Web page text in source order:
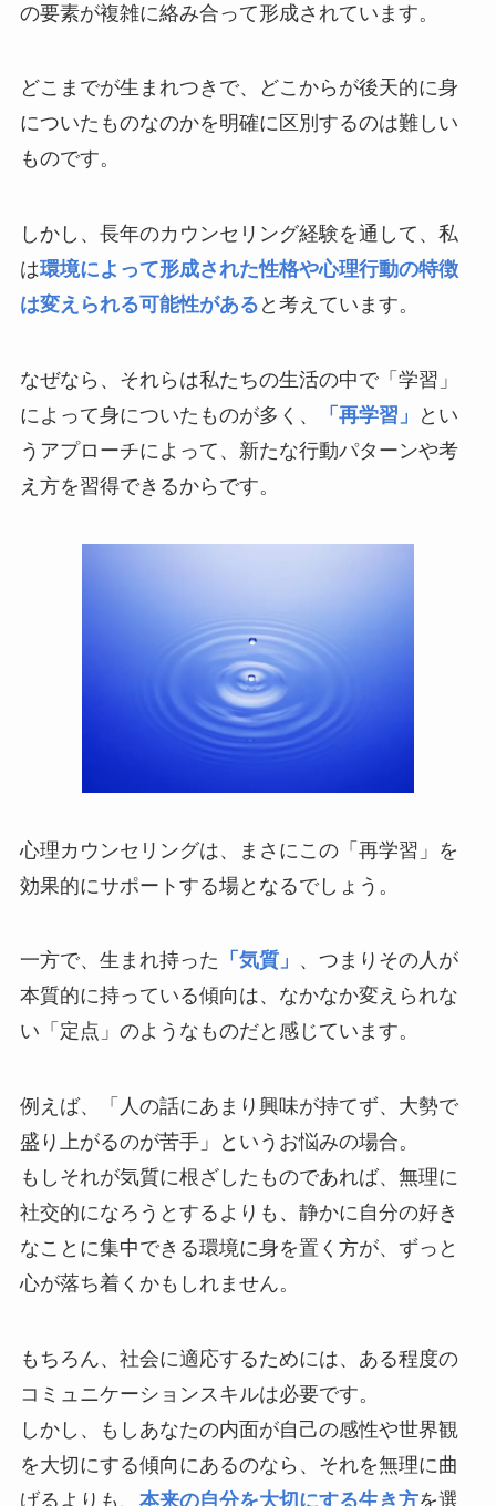
の要素が複雑に絡み合って形成されています。
どこまでが生まれつきで、どこからが後天的に身
についたものなのかを明確に区別するのは難しい
ものです。
しかし、長年のカウンセリング経験を通して、私
は環境によって形成された性格や心理行動の特徴
は変えられる可能性がある と考えています。
なぜなら、それらは私たちの生活の中で「学習」
によって身についたものが多く、
「再学習」
とい
うアプローチによって、新たな行動パターンや考
え方を習得できるからです。
心理カウンセリングは、まさにこの「再学習」を
効果的にサポートする場となるでしょう。
一方で、生まれ持った 「気質」 、つまりその人が
本質的に持っている傾向は、なかなか変えられな
い「定点」のようなものだと感じています。
例えば、「人の話にあまり興味が持てず、大勢で
盛り上がるのが苦手」というお悩みの場合。
もしそれが気質に根ざしたものであれば、無理に
社交的になろうとするよりも、静かに自分の好き
なことに集中できる環境に身を置く方が、ずっと
心が落ち着くかもしれません。
もちろん、社会に適応するためには、ある程度の
コミュニケーションスキルは必要です。
しかし、もしあなたの内面が自己の感性や世界観
を大切にする傾向にあるのなら、それを無理に曲
げるよりも、 本来の自分を大切にする生き方を選